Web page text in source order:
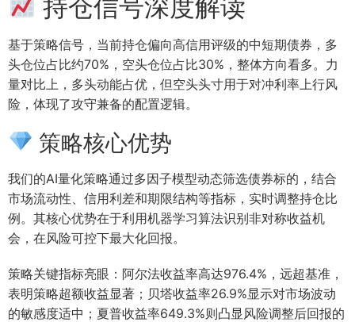
持仓信号深度解读
基于策略信号，当前持仓偏向高信用评级的中短期债券，多
头仓位占比约70%，空头仓位占比30%，整体方向看多。力
量对比上，多头动能占优，但空头头寸用于对冲利率上行风
险，体现了攻守兼备的配置逻辑。
策略核心优势
我们的AI量化策略通过多因子模型动态筛选债券标的，结合
市场流动性、信用利差和期限结构等指标，实时调整持仓比
例。其核心优势在于利用机器学习算法识别非对称收益机
会，在风险可控下最大化回报。
策略关键指标亮眼：阿尔法收益率高达976.4%，远超基准，
表明策略超额收益显著；贝塔收益率26.9%显示对市场波动
的敏感度适中；夏普收益率649.3%则凸显风险调整后回报的